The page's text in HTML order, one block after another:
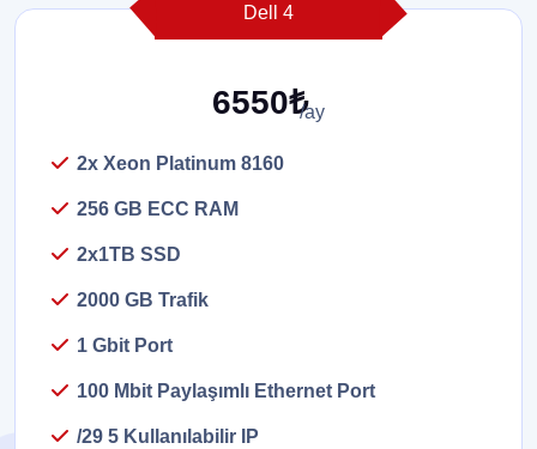
Dell 4
6550₺
/ay
2x Xeon Platinum 8160
256 GB ECC RAM
2x1TB SSD
2000 GB Trafik
1 Gbit Port
100 Mbit Paylaşımlı Ethernet Port
/29 5 Kullanılabilir IP